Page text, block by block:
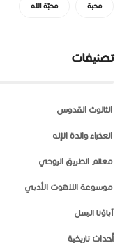
محبة محبّة الله
تصنيفات
الثالوث القدوس
العذراء والدة الإله
معالم الطريق الروحي
موسوعة اللاهوت الأدبي
آباؤنا الرسل
أحداث تاريخية